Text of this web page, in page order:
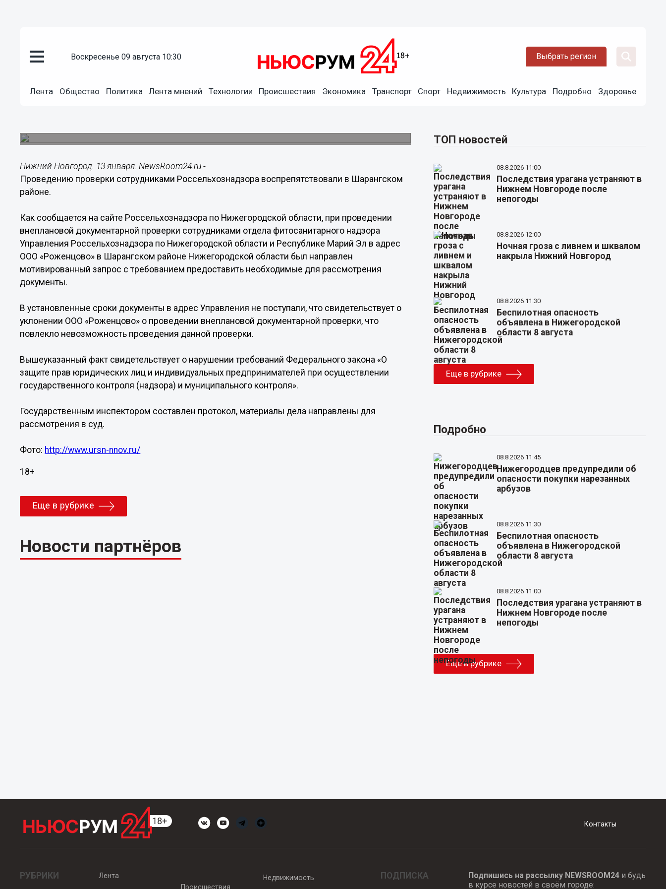
воскресенье 09 августа 10:30 Выбрать регион
Лента Общество Политика Лента мнений Технологии Происшествия Экономика Транспорт Спорт Недвижимость Культура Подробно Здоровье
Происшествия
Проведению проверки сотрудниками Россельхознадзора
Нижний Новгород. 13 января. NewsRoom24.ru -
Проведению проверки сотрудниками Россельхознадзора воспрепятствовали в Шарангском
районе.
Как сообщается на сайте Россельхознадзора по Нижегородской области, при проведении
внеплановой документарной проверки сотрудниками отдела фитосанитарного надзора
Управления Россельхознадзора по Нижегородской области и Республике Марий Эл в адрес
ООО «Роженцово» в Шарангском районе Нижегородской области был направлен
мотивированный запрос с требованием предоставить необходимые для рассмотрения
документы.
В установленные сроки документы в адрес Управления не поступали, что свидетельствует о
уклонении ООО «Роженцово» о проведении внеплановой документарной проверки, что
повлекло невозможность проведения данной проверки.
Вышеуказанный факт свидетельствует о нарушении требований Федерального закона «О
защите прав юридических лиц и индивидуальных предпринимателей при осуществлении
государственного контроля (надзора) и муниципального контроля».
Государственным инспектором составлен протокол, материалы дела направлены для
рассмотрения в суд.
Фото: http://www.ursn-nnov.ru/
18+
Еще в рубрике
Новости партнёров
ТОП новостей
08.8.2026 11:00
Последствия урагана устраняют в
Нижнем Новгороде после
непогоды
08.8.2026 12:00
Ночная гроза с ливнем и шквалом
накрыла Нижний Новгород
08.8.2026 11:30
Беспилотная опасность
объявлена в Нижегородской
области 8 августа
Еще в рубрике
Подробно
08.8.2026 11:45
Нижегородцев предупредили об
опасности покупки нарезанных
арбузов
08.8.2026 11:30
Беспилотная опасность
объявлена в Нижегородской
области 8 августа
08.8.2026 11:00
Последствия урагана устраняют в
Нижнем Новгороде после
непогоды
Еще в рубрике
Контакты
РУБРИКИ
Лента
Происшествия
Недвижимость ПОДПИСКА Подпишись на рассылку NEWSROOM24и будь
в курсе новостей в своём городе: